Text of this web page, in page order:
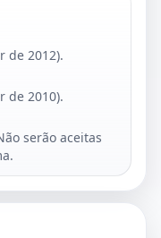
de 2012).
de 2010).
serão aceitas